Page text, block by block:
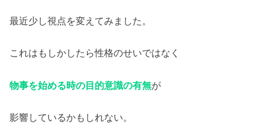
最近少し視点を変えてみました。
これはもしかしたら性格のせいではなく
物事を始める時の目的意識の有無が
影響しているかもしれない。